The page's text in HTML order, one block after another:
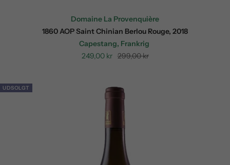
Domaine La Provenquière
1860 AOP Saint Chinian Berlou Rouge, 2018
Capestang, Frankrig
Sale
249,00 kr Regular
299,00 kr
UDSOLGT